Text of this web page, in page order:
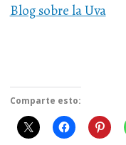
Blog sobre la Uva
Comparte esto: